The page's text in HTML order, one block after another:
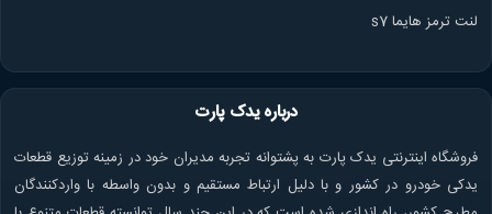
لنت ترمز هایما s7
درباره یدک پارت
فروشگاه اینترنتی یدک پارت به پشتوانه تجربه مدیران خود در زمینه توزیع قطعات
یدکی خودرو در کشور و با دلیل ارتباط مستقیم و بدون واسطه با واردکنندگان